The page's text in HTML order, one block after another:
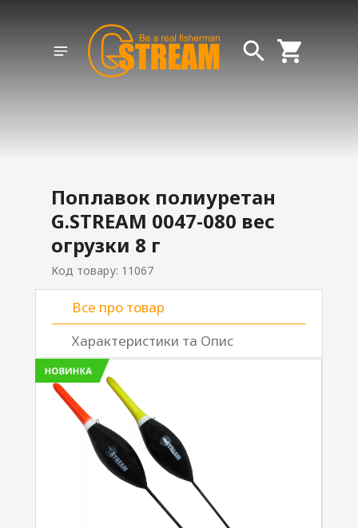
Поплавок полиуретан
G.STREAM 0047-080 вес
огрузки 8 г
Код товару: 11067
Все про товар
Характеристики та Опис